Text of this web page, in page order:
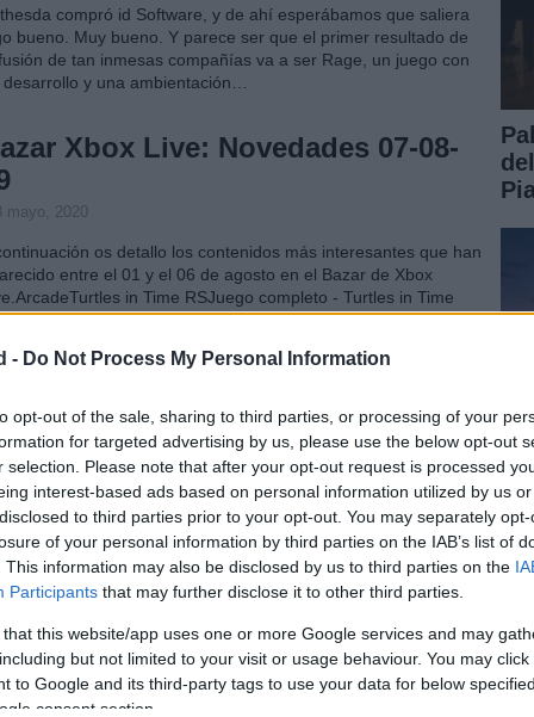
- Do Not Process My Personal Information
opt-out of the sale, sharing to third parties, or processing of your
for targeted advertising by us, please use the below opt-out
selection. Please note that after your opt-out request is processed
interest-based ads based on personal information utilized by us
to third parties prior to your opt-out. You may separately
of your personal information by third parties on the IAB’s list of
This information may also be disclosed by us to third parties on the
Participants that may further disclose it to other third parties.
that this website/app uses one or more Google services and may
but not limited to your visit or usage behaviour. You may
to Google and its third-party tags to use your data for below
consent section.
compró id Software, y de ahí esperábamos que saliera
bueno. Muy bueno. Y parece ser que el primer resultado de
de tan inmesas compañías va a ser Rage, un juego con
desarrollo y una ambientación…
Xbox Live: Novedades 07-08-
mayo, 2020
os detallo los contenidos más interesantes que han
entre el 01 y el 06 de agosto en el Bazar de Xbox
in Time RSJuego completo - Turtles in Time
Shelled - 800DemosBatman: Arkham AsylumBatman: Arkham
mayo, 2020
son 6 capturas, pero suficientes como para dejar claro
cosa: RAGE va a romper moldes. Lo sabíamos, lo hemos
y cada día estamos más seguro de ello. Y por cierto… cada
me recuerda más a una…
5 de mejores propuestas de
¡con videojuegos!
mayo, 2020